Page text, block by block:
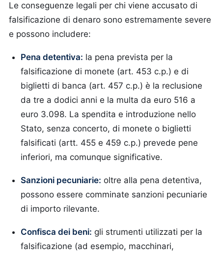
Le conseguenze legali per chi viene accusato di
falsificazione di denaro sono estremamente severe
e possono includere:
Pena detentiva: la pena prevista per la
falsificazione di monete (art. 453 c.p.) e di
biglietti di banca (art. 457 c.p.) è la reclusione
da tre a dodici anni e la multa da euro 516 a
euro 3.098. La spendita e introduzione nello
Stato, senza concerto, di monete o biglietti
falsificati (artt. 455 e 459 c.p.) prevede pene
inferiori, ma comunque significative.
Sanzioni pecuniarie: oltre alla pena detentiva,
possono essere comminate sanzioni pecuniarie
di importo rilevante.
Confisca dei beni: gli strumenti utilizzati per la
falsificazione (ad esempio, macchinari,